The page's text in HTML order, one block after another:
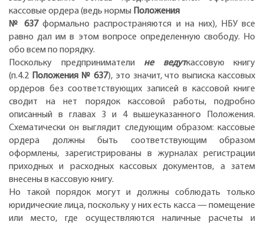
кассовые ордера (ведь нормы
Положения
№ 637формально распространяются и на них), НБУ все
равно дал им в этом вопросе определенную свободу. Но
обо всем по порядку.
Поскольку предприниматели не ведуткассовую книгу
(п.4.2
Положения № 637), это значит, что выписка кассовых
ордеров без соответствующих записей в кассовой книге
сводит на нет порядок кассовой работы, подробно
описанный в главах 3 и 4 вышеуказанного Положения.
Схематически он выглядит следующим образом: кассовые
ордера должны быть соответствующим образом
оформлены, зарегистрированы в журналах регистрации
приходных и расходных кассовых документов, а затем
внесены в кассовую книгу.
Но такой порядок могут и должны соблюдать только
юридические лица, поскольку у них есть касса — помещение
или место, где осуществляются наличные расчеты и